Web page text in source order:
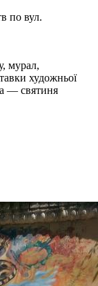
по вул.
мурал,
художньої
— святиня